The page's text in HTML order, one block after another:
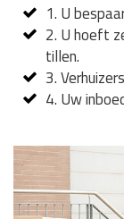
1. U
2. U hoeft
tillen.
3.
4. Uw